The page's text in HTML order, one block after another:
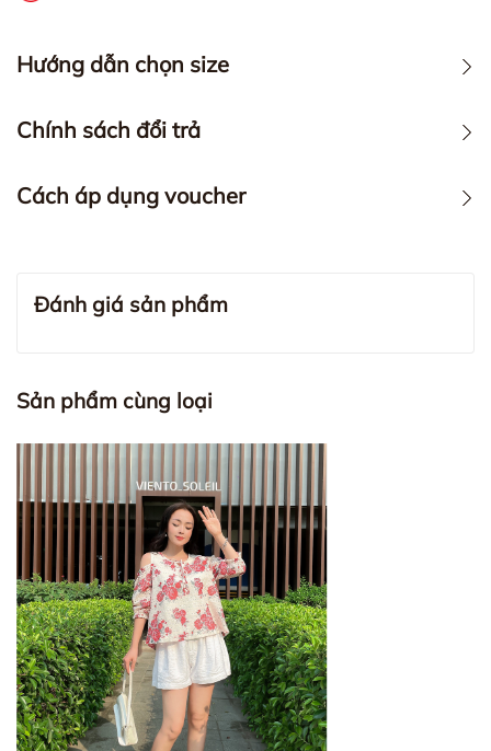
Hướng dẫn chọn size
Chính sách đổi trả
Cách áp dụng voucher
Đánh giá sản phẩm
Sản phẩm cùng loại